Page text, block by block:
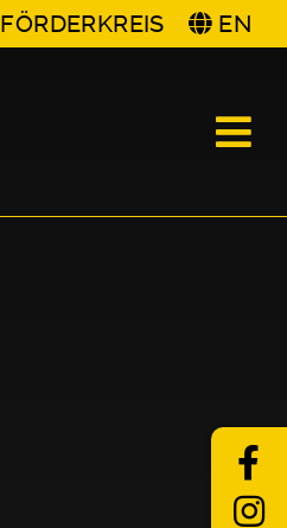
FÖRDERKREIS EN